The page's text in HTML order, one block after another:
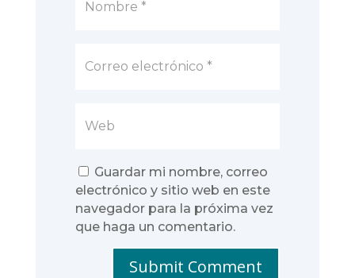
Guardar mi nombre, correo
electrónico y sitio web en este
navegador para la próxima vez
que haga un comentario.
Submit Comment